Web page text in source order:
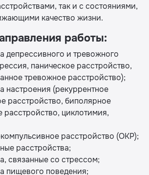
так и с состояниями,
качество жизни.
работы:
депрессивного и тревожного
паническое расстройство,
тревожное расстройство);
настроения (рекуррентное
расстройство, биполярное
расстройство, циклотимия,
расстройство (ОКР);
расстройства;
связанные со стрессом;
пищевого поведения;